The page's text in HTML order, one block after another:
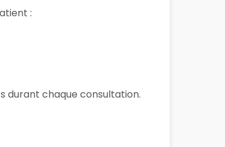
:
durant chaque consultation.